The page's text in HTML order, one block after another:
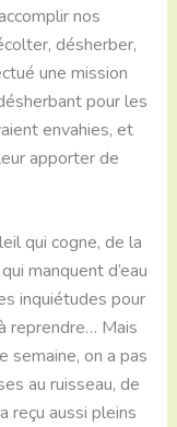
nos
désherber,
une mission
pour les
envahies, et
apporter de
qui cogne, de la
manquent d’eau
inquiétudes pour
reprendre… Mais
semaine, on a pas
au ruisseau, de
reçu aussi pleins